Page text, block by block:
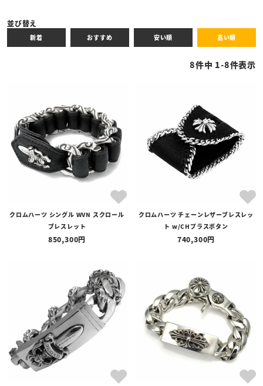
全ての商品
セール商品
カテゴリ
価格
在庫なしを含む
並び替え
新着 おすすめ 安い順 高い順
8件中 1-8件表示
クロムハーツ シングル WVN スクロール
ブレスレット
850,300
クロムハーツ チェーンレザーブレスレッ
ト w/CHプラスボタン
740,300